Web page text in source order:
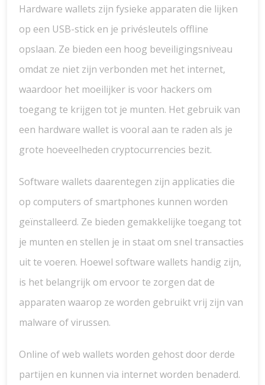
Hardware wallets zijn fysieke apparaten die lijken
op een USB-stick en je privésleutels offline
opslaan. Ze bieden een hoog beveiligingsniveau
omdat ze niet zijn verbonden met het internet,
waardoor het moeilijker is voor hackers om
toegang te krijgen tot je munten. Het gebruik van
een hardware wallet is vooral aan te raden als je
grote hoeveelheden cryptocurrencies bezit.
Software wallets daarentegen zijn applicaties die
op computers of smartphones kunnen worden
geïnstalleerd. Ze bieden gemakkelijke toegang tot
je munten en stellen je in staat om snel transacties
uit te voeren. Hoewel software wallets handig zijn,
is het belangrijk om ervoor te zorgen dat de
apparaten waarop ze worden gebruikt vrij zijn van
malware of virussen.
Online of web wallets worden gehost door derde
partijen en kunnen via internet worden benaderd.